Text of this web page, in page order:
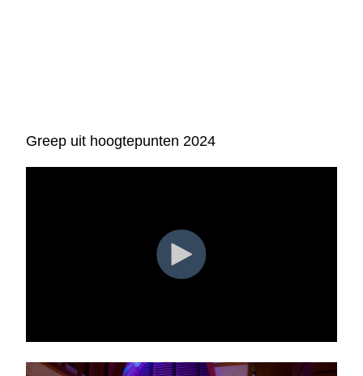
Greep uit hoogtepunten 2024